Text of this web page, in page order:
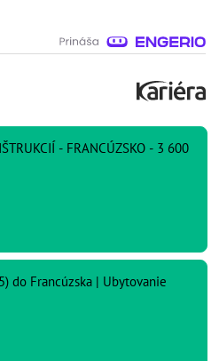
- FRANCÚZSKO - 3 600
do Francúzska | Ubytovanie